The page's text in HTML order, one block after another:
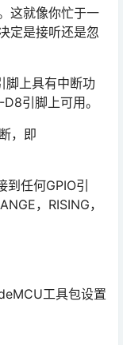
这就像你忙于一
定是接听还是忽
脚上具有中断功
引脚上可用。
，即
任何GPIO引
，RISING，
工具包设置